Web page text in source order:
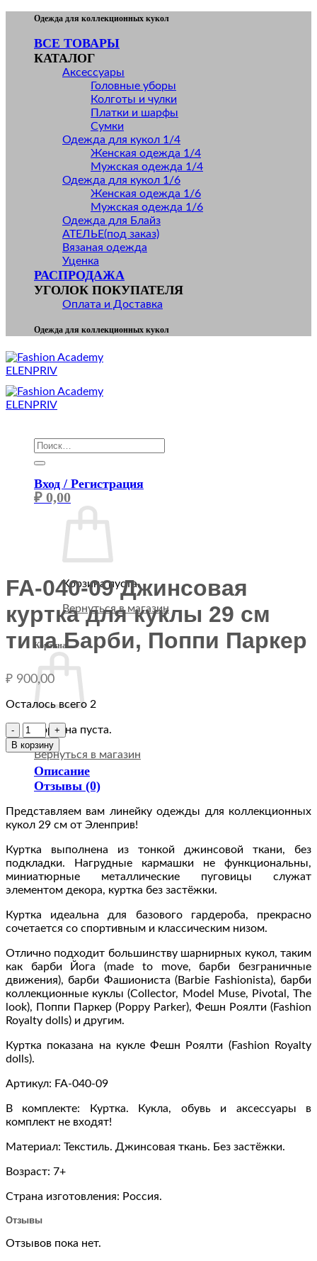
content
Одежда для коллекционных кукол
ВСЕ ТОВАРЫ
КАТАЛОГ
Аксессуары
Головные уборы
Колготы и чулки
Платки и шарфы
Сумки
Одежда для кукол 1/4
Женская одежда 1/4
Мужская одежда 1/4
Одежда для кукол 1/6
Женская одежда 1/6
Мужская одежда 1/6
Одежда для Блайз
АТЕЛЬЕ(под заказ)
Вязаная одежда
Уценка
РАСПРОДАЖА
УГОЛОК ПОКУПАТЕЛЯ
Оплата и Доставка
Одежда для коллекционных кукол
Искать:
Вход / Регистрация
₽ 0,00
Корзина пуста.
Вернуться в магазин
Корзина
Корзина пуста.
Вернуться в магазин
FA-040-09 Джинсовая
куртка для куклы 29 см
типа Барби, Поппи Паркер
₽ 900,00
Осталось всего 2
Количество
товара
FA-
040-
куртка
для
29
см
типа
Барби,
Паркер
В корзину
Описание
Отзывы (0)
Представляем вам линейку одежды для коллекционных
кукол 29 см от Эленприв!
Куртка выполнена из тонкой джинсовой ткани, без
подкладки. Нагрудные кармашки не функциональны,
миниатюрные металлические пуговицы служат
элементом декора, куртка без застёжки.
Куртка идеальна для базового гардероба, прекрасно
сочетается со спортивным и классическим низом.
Отлично подходит большинству шарнирных кукол, таким
как барби Йога (made to move, барби безграничные
движения), барби Фашиониста (Barbie Fashionista), барби
коллекционные куклы (Collector, Model Muse, Pivotal, The
look), Поппи Паркер (Poppy Parker), Фешн Роялти (Fashion
Royalty dolls) и другим.
Куртка показана на кукле Фешн Роялти (Fashion Royalty
dolls).
Артикул: FA-040-09
В комплекте: Куртка. Кукла, обувь и аксессуары в
комплект не входят!
Материал: Текстиль. Джинсовая ткань. Без застёжки.
Возраст: 7+
Страна изготовления: Россия.
Отзывы
Отзывов пока нет.